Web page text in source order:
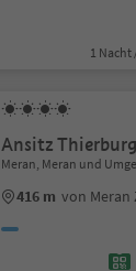
1 Nacht
Ansitz Thierburg
Meran, Meran und
416 m von Meran